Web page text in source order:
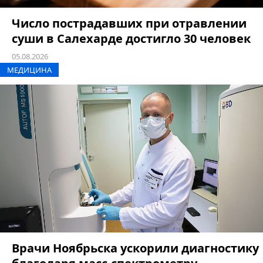
Число пострадавших при отравлении
суши в Салехарде достигло 30 человек
05.08.2026
МЕДИЦИНА
Врачи Ноябрьска ускорили диагностику